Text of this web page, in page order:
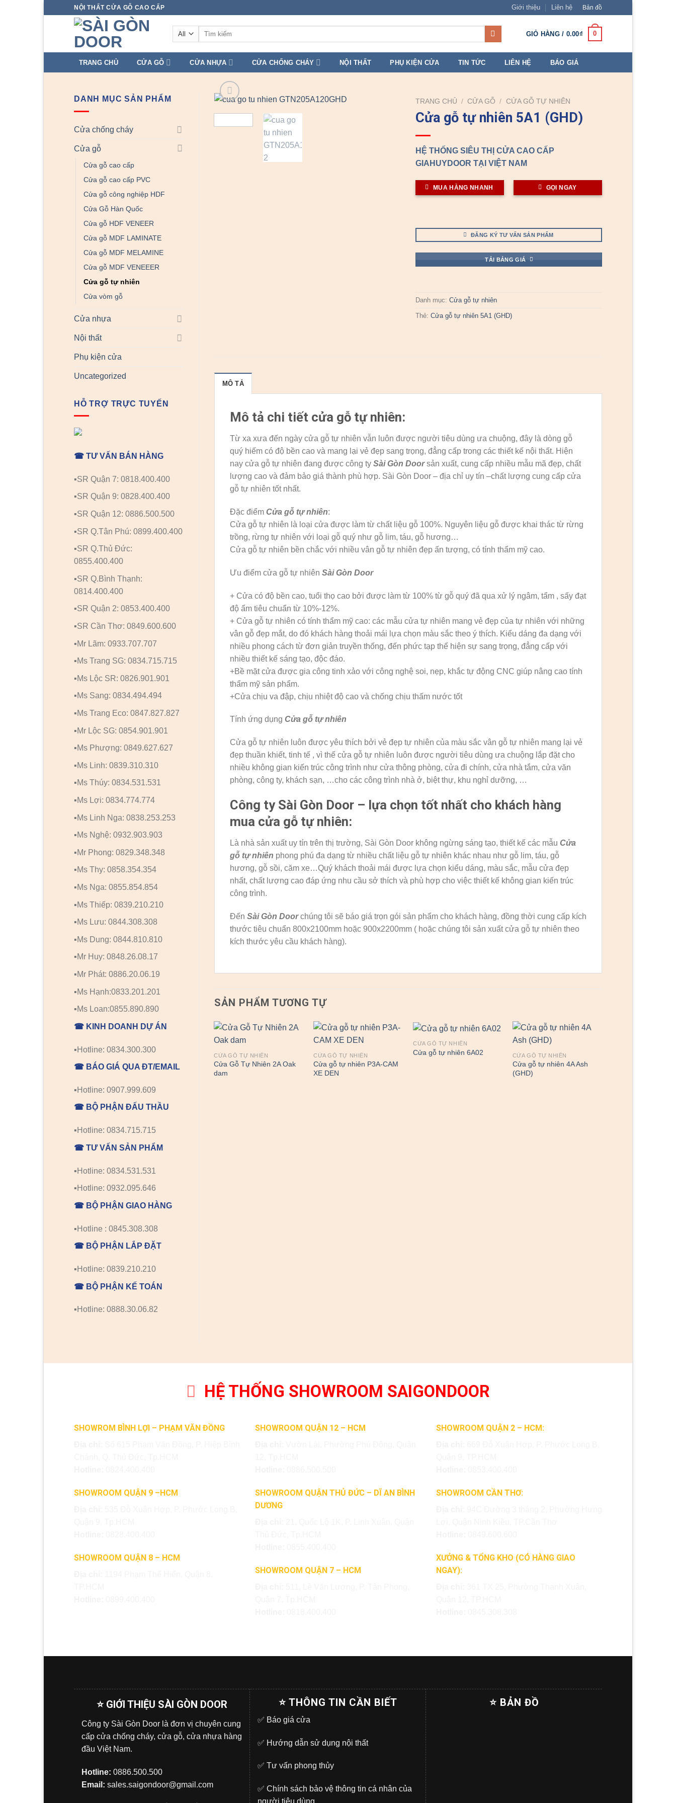
NỘI THẤT CỬA GỖ CAO CẤP Giới thiệu Liên hệ Bản đồ
Tìm
GIỎ HÀNG / 0.00₫ 0
TRANG CHỦ CỬA GỖ CỬA NHỰA CỬA CHỐNG CHÁY NỘI THẤT PHỤ KIỆN CỬA TIN TỨC LIÊN HỆ BÁO GIÁ
DANH MỤC SẢN PHẨM
Cửa chống cháy
Cửa gỗ
Cửa gỗ cao cấp
Cửa gỗ cao cấp PVC
Cửa gỗ công nghiệp HDF
Cửa Gỗ Hàn Quốc
Cửa gỗ HDF VENEER
Cửa gỗ MDF LAMINATE
Cửa gỗ MDF MELAMINE
Cửa gỗ MDF VENEEER
Cửa gỗ tự nhiên
Cửa vòm gỗ
Cửa nhựa
Nội thất
Phụ kiện cửa
Uncategorized
HỖ TRỢ TRỰC TUYẾN
☎ TƯ VẤN BÁN HÀNG
▪️SR Quận 7: 0818.400.400
▪️SR Quận 9: 0828.400.400
▪️SR Quận 12: 0886.500.500
▪️SR Q.Tân Phú: 0899.400.400
▪️SR Q.Thủ Đức:
0855.400.400
▪️SR Q.Bình Thạnh:
0814.400.400
▪️SR Quận 2: 0853.400.400
▪️SR Cần Thơ: 0849.600.600
▪️Mr Lãm: 0933.707.707
▪️Ms Trang SG: 0834.715.715
▪️Ms Lộc SR: 0826.901.901
▪️Ms Sang: 0834.494.494
▪️Ms Trang Eco: 0847.827.827
▪️Mr Lộc SG: 0854.901.901
▪️Ms Phượng: 0849.627.627
▪️Ms Linh: 0839.310.310
▪️Ms Thúy: 0834.531.531
▪️Ms Lợi: 0834.774.774
▪️Ms Linh Nga: 0838.253.253
▪️Ms Nghệ: 0932.903.903
▪️Mr Phong: 0829.348.348
▪️Ms Thy: 0858.354.354
▪️Ms Nga: 0855.854.854
▪️Ms Thiếp: 0839.210.210
▪️Ms Lưu: 0844.308.308
▪️Ms Dung: 0844.810.810
▪️Mr Huy: 0848.26.08.17
▪️Mr Phát: 0886.20.06.19
▪️Ms Hạnh:0833.201.201
▪️Ms Loan:0855.890.890
☎ KINH DOANH DỰ ÁN
▪️Hotline: 0834.300.300
☎ BÁO GIÁ QUA ĐT/EMAIL
▪️Hotline: 0907.999.609
☎ BỘ PHẬN ĐẤU THẦU
▪️Hotline: 0834.715.715
☎ TƯ VẤN SẢN PHẨM
▪️Hotline: 0834.531.531
▪️Hotline: 0932.095.646
☎ BỘ PHẬN GIAO HÀNG
▪️Hotline : 0845.308.308
☎ BỘ PHẬN LẮP ĐẶT
▪️Hotline: 0839.210.210
☎ BỘ PHẬN KẾ TOÁN
▪️Hotline: 0888.30.06.82
TRANG CHỦ / CỬA GỖ / CỬA GỖ TỰ NHIÊN
Cửa gỗ tự nhiên 5A1 (GHD)
HỆ THỐNG SIÊU THỊ CỬA CAO CẤP
GIAHUYDOOR TẠI VIỆT NAM
MUA HÀNG NHANH GỌI NGAY
ĐĂNG KÝ TƯ VẤN SẢN PHẨM
TẢI BẢNG GIÁ
Danh mục:Cửa gỗ tự nhiên
Thẻ:Cửa gỗ tự nhiên 5A1 (GHD)
MÔ TẢ
Mô tả chi tiết cửa gỗ tự nhiên:
Từ xa xưa đến ngày cửa gỗ tự nhiên vẫn luôn được người tiêu dùng ưa chuộng, đây là dòng gỗ
quý hiếm có độ bền cao và mang lại vẻ đẹp sang trọng, đẳng cấp trong các thiết kế nội thất. Hiện
nay cửa gỗ tự nhiên đang được công ty Sài Gòn Doorsản xuất, cung cấp nhiều mẫu mã đẹp, chất
lượng cao và đảm bảo giá thành phù hợp. Sài Gòn Door – địa chỉ uy tín –chất lượng cung cấp cửa
gỗ tự nhiên tốt nhất.
Đặc điểm Cửa gỗ tự nhiên:
Cửa gỗ tự nhiên là loại cửa được làm từ chất liệu gỗ 100%. Nguyên liệu gỗ được khai thác từ rừng
trồng, rừng tự nhiên với loại gỗ quý như gỗ lim, táu, gỗ hương…
Cửa gỗ tự nhiên bền chắc với nhiều vân gỗ tự nhiên đẹp ấn tượng, có tính thẩm mỹ cao.
Ưu điểm cửa gỗ tự nhiên Sài Gòn Door
+ Cửa có độ bền cao, tuổi thọ cao bởi được làm từ 100% từ gỗ quý đã qua xử lý ngâm, tẩm , sấy đạt
độ ẩm tiêu chuẩn từ 10%-12%.
+ Cửa gỗ tự nhiên có tính thẩm mỹ cao: các mẫu cửa tự nhiên mang vẻ đẹp của tự nhiên với những
vân gỗ đẹp mắt, do đó khách hàng thoải mái lựa chọn màu sắc theo ý thích. Kiểu dáng đa dạng với
nhiều phong cách từ đơn giản truyền thống, đến phức tạp thể hiện sự sang trọng, đẳng cấp với
nhiều thiết kế sáng tạo, độc đáo.
+Bề mặt cửa được gia công tinh xảo với công nghệ soi, nẹp, khắc tự động CNC giúp nâng cao tính
thẩm mỹ sản phẩm.
+Cửa chịu va đập, chịu nhiệt độ cao và chống chịu thấm nước tốt
Tính ứng dụng Cửa gỗ tự nhiên
Cửa gỗ tự nhiên luôn được yêu thích bởi vẻ đẹp tự nhiên của màu sắc vân gỗ tự nhiên mang lại vẻ
đẹp thuần khiết, tinh tế , vì thế cửa gỗ tự nhiên luôn được người tiêu dùng ưa chuộng lắp đặt cho
nhiều không gian kiến trúc công trình như cửa thông phòng, cửa đi chính, cửa nhà tắm, cửa văn
phòng, công ty, khách sạn, …cho các công trình nhà ở, biệt thự, khu nghỉ dưỡng, …
Công ty Sài Gòn Door – lựa chọn tốt nhất cho khách hàng
mua cửa gỗ tự nhiên:
Là nhà sản xuất uy tín trên thị trường, Sài Gòn Door không ngừng sáng tạo, thiết kế các mẫu Cửa
gỗ tự nhiên phong phú đa dạng từ nhiều chất liệu gỗ tự nhiên khác nhau như gỗ lim, táu, gỗ
hương, gỗ sồi, căm xe…Quý khách thoải mái được lựa chọn kiểu dáng, màu sắc, mẫu cửa đẹp
nhất, chất lượng cao đáp ứng nhu cầu sở thích và phù hợp cho việc thiết kế không gian kiến trúc
công trình.
Đến Sài Gòn Doorchúng tôi sẽ báo giá trọn gói sản phẩm cho khách hàng, đồng thời cung cấp kích
thước tiêu chuẩn 800x2100mm hoặc 900x2200mm ( hoặc chúng tôi sản xuất cửa gỗ tự nhiên theo
kích thước yêu cầu khách hàng).
SẢN PHẨM TƯƠNG TỰ
CỬA GỖ TỰ NHIÊN
Cửa Gỗ Tự Nhiên 2A Oak
dam
CỬA GỖ TỰ NHIÊN
Cửa gỗ tự nhiên P3A-CAM
XE DEN
CỬA GỖ TỰ NHIÊN
Cửa gỗ tự nhiên 6A02 CỬA GỖ TỰ NHIÊN
Cửa gỗ tự nhiên 4A Ash
(GHD)
Cửa gỗ tự nhiên P3AO-
Cửa gỗ tự nhiên 2A-CAM
HỆ THỐNG SHOWROOM SAIGONDOOR
SHOWROM BÌNH LỢI – PHẠM VĂN ĐỒNG
SHOWROOM QUẬN 9 –HCM
SHOWROOM QUẬN 8 – HCM
SHOWROOM QUẬN 12 – HCM
SHOWROOM QUẬN THỦ ĐỨC – DĨ AN BÌNH
DƯƠNG
SHOWROOM QUẬN 7 – HCM
SHOWROOM QUẬN 2 – HCM:
SHOWROOM CẦN THƠ:
XƯỞNG & TỔNG KHO (CÓ HÀNG GIAO
NGAY):
⭐ GIỚI THIỆU SÀI GÒN DOOR
Công ty Sài Gòn Door là đơn vị chuyên cung
cấp cửa chống cháy, cửa gỗ, cửa nhựa hàng
đầu Việt Nam.
Hotline: 0886.500.500
Email: sales.saigondoor@gmail.com
⭐ THÔNG TIN CẦN BIẾT
✅ Báo giá cửa
✅ Hướng dẫn sử dụng nội thất
✅ Tư vấn phong thủy
✅ Chính sách bảo vệ thông tin cá nhân của
⭐ BẢN ĐỒ